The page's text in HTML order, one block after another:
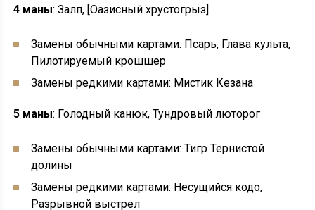
4 маны: Залп, [Оазисный хрустогрыз]
Замены обычными картами: Псарь, Глава культа,
Пилотируемый крошшер
Замены редкими картами: Мистик Кезана
5 маны: Голодный канюк, Тундровый люторог
Замены обычными картами: Тигр Тернистой
долины
Замены редкими картами: Несущийся кодо,
Разрывной выстрел